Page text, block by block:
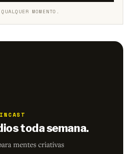
MOMENTO.
toda semana.
mentes criativas